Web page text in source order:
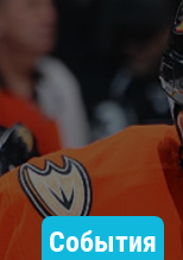
События